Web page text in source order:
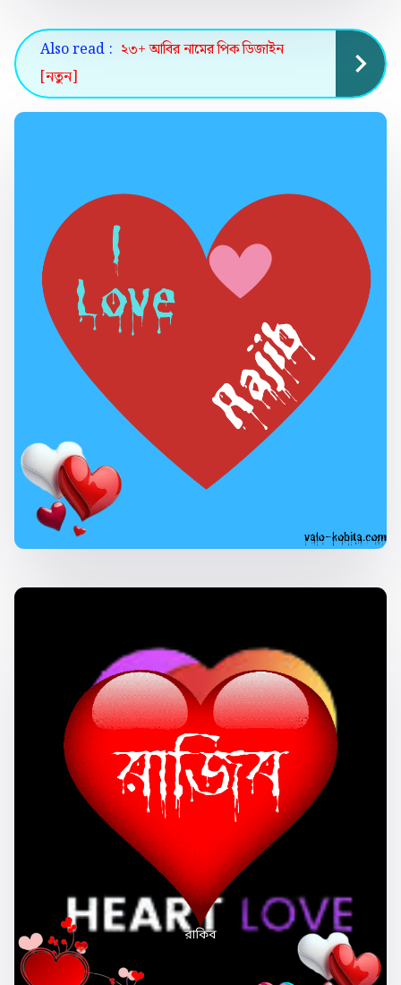
Also read : ২৩+ আবির নামের পিক ডিজাইন
[নতুন]